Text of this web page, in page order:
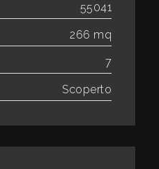
55041
266 mq
7
Scoperto